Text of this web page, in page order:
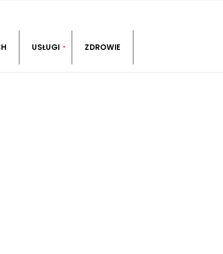
USŁUGI ZDROWIE